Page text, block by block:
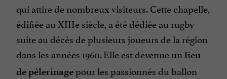
qui attire de nombreux visiteurs. Cette chapelle,
édifiée au XIIIe siècle, a été dédiée au rugby
suite au décès de plusieurs joueurs de la région
dans les années 1960. Elle est devenue un lieu
de pèlerinagepour les passionnés du ballon